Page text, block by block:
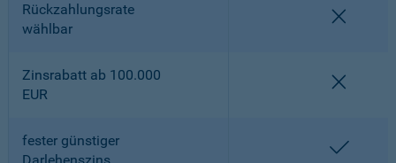
Rückzahlungsrate
wählbar
Zinsrabatt ab 100.000
EUR
fester günstiger